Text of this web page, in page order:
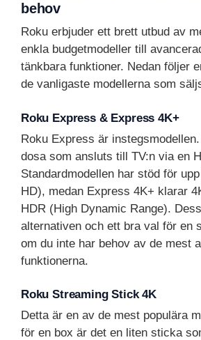
behov
Roku erbjuder ett brett utbud av
enkla budgetmodeller till
tänkbara funktioner. Nedan följer
de vanligaste modellerna som
Roku Express & Express 4K+
Roku Express är
dosa som ansluts till TV:n via en
Standardmodellen har stöd för
HD), medan Express 4K+ klarar
HDR (High Dynamic Range).
alternativen och ett bra val för en
om du inte har behov av de mest
funktionerna.
Roku Streaming Stick 4K
Detta är en av de mest populära
för en box är det en liten sticka